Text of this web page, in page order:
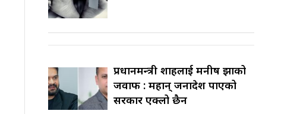
प्रधानमन्त्री शाहलाई मनीष झाको
जवाफ : महान् जनादेश पाएको
सरकार एक्लो छैन